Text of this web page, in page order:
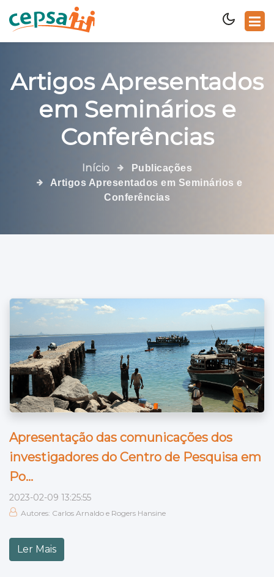
Artigos Apresentados
em Seminários e
Conferências
Início
Publicações
Artigos Apresentados em Seminários e
Conferências
Apresentação das comunicações dos
investigadores do Centro de Pesquisa em
Po...
2023-02-09 13:25:55
Autores: Carlos Arnaldo e Rogers Hansine
Ler Mais